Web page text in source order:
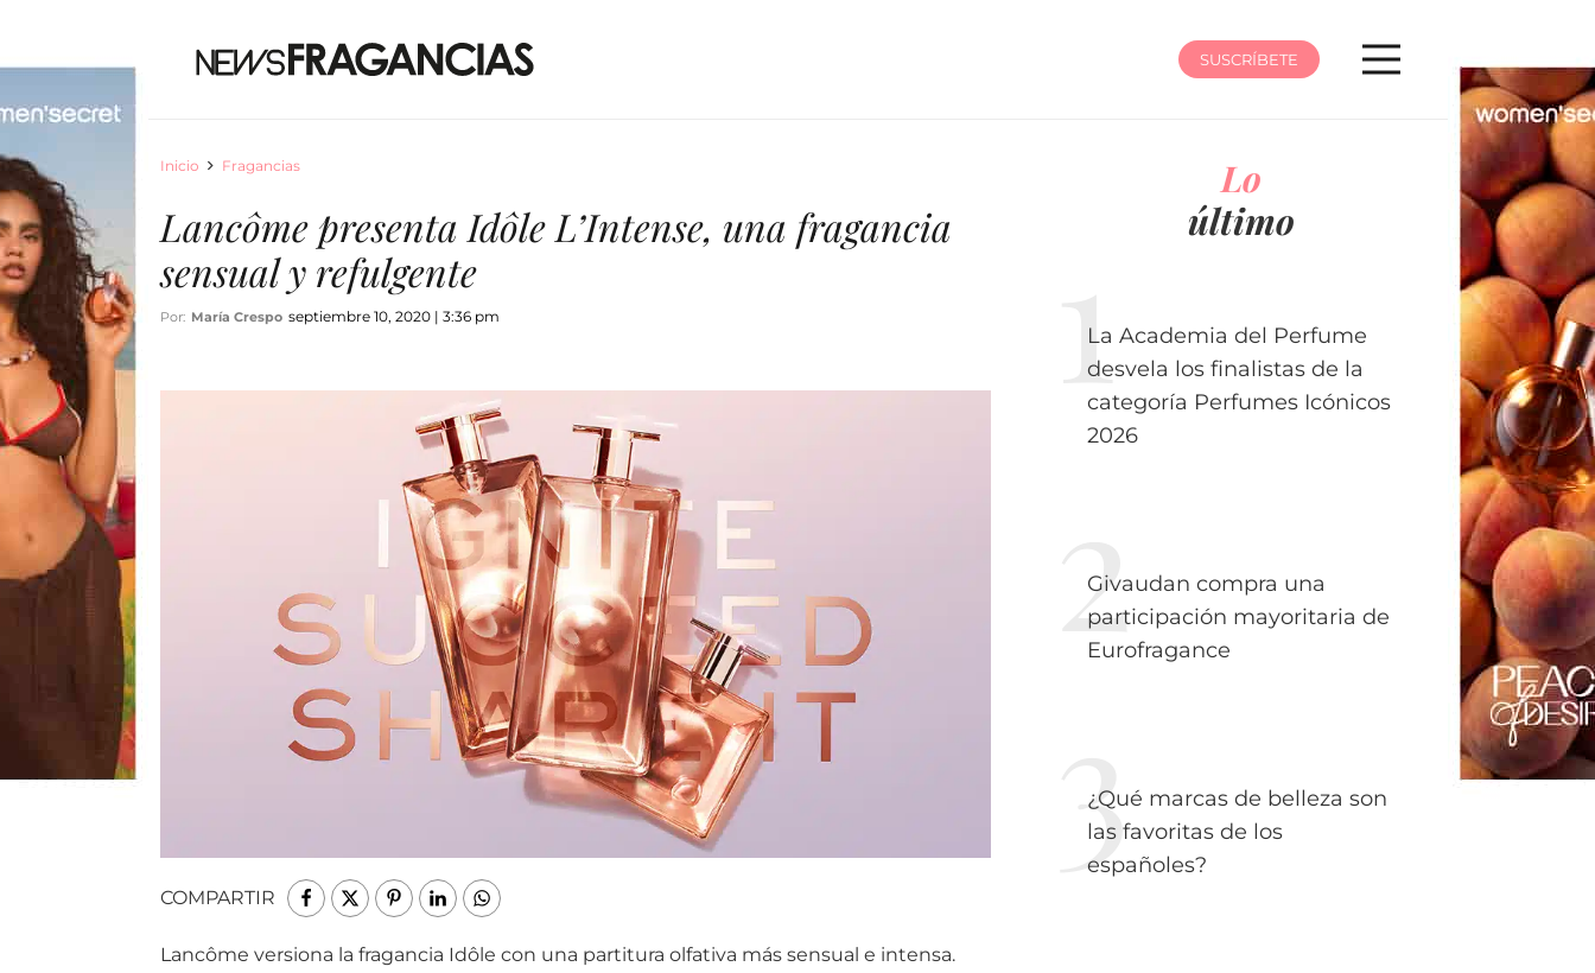
SUSCRÍBETE
Inicio Fragancias
Lancôme presenta Idôle L’Intense, una fragancia
sensual y refulgente
Por: María Crespo septiembre 10, 2020 | 3:36 pm
COMPARTIR
Lancôme versiona la fragancia Idôle con una partitura olfativa más sensual e intensa.
Lo
último
La Academia del Perfume
desvela los finalistas de la
categoría Perfumes Icónicos
2026
Givaudan compra una
participación mayoritaria de
Eurofragance
¿Qué marcas de belleza son
las favoritas de los
españoles?